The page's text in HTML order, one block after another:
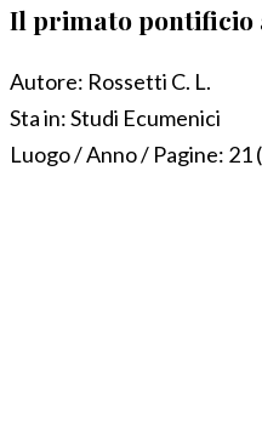
Il primato pontificio
Autore: Rossetti C. L.
Sta in:Studi Ecumenici
Luogo / Anno / Pagine: 21